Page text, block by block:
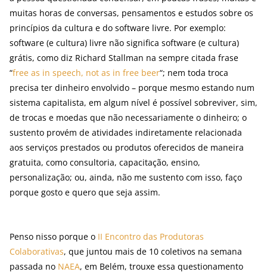
muitas horas de conversas, pensamentos e estudos sobre os
princípios da cultura e do software livre. Por exemplo:
software (e cultura) livre não significa software (e cultura)
grátis, como diz Richard Stallman na sempre citada frase
“free as in speech, not as in free beer“; nem toda troca
precisa ter dinheiro envolvido – porque mesmo estando num
sistema capitalista, em algum nível é possível sobreviver, sim,
de trocas e moedas que não necessariamente o dinheiro; o
sustento provém de atividades indiretamente relacionada
aos serviços prestados ou produtos oferecidos de maneira
gratuita, como consultoria, capacitação, ensino,
personalização; ou, ainda, não me sustento com isso, faço
porque gosto e quero que seja assim.
Penso nisso porque o II Encontro das Produtoras
Colaborativas, que juntou mais de 10 coletivos na semana
passada no NAEA, em Belém, trouxe essa questionamento